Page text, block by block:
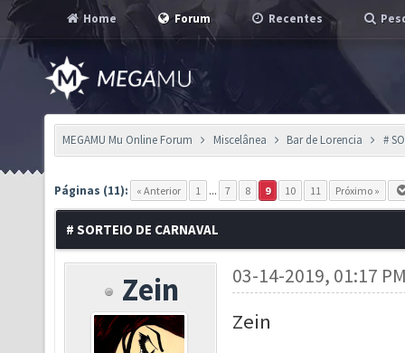
Home Forum Recentes
MEGAMU Mu Online Forum Miscelânea Bar de Lorencia #
Páginas (11): « Anterior 1 ... 7 8 9 10 11 Próximo »
# SORTEIO DE CARNAVAL
Zein 03-14-2019, 01:17
Zein